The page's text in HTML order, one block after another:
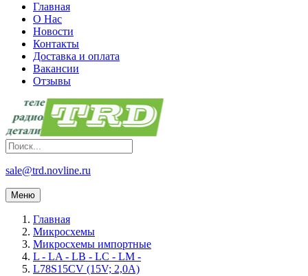
Главная
О Нас
Новости
Контакты
Доставка и оплата
Вакансии
Отзывы
sale@trd.novline.ru
Меню
Главная
Микросхемы
Микросхемы импортные
L - LA - LB - LC - LM -
L78S15CV (15V; 2,0A)